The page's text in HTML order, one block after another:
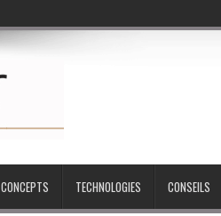
CONCEPTS TECHNOLOGIES CONSEILS